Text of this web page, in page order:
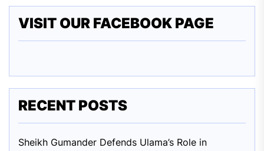
VISIT OUR FACEBOOK PAGE
RECENT POSTS
Sheikh Gumander Defends Ulama’s Role in